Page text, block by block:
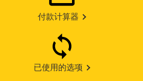
付款计算器
已使用的选项